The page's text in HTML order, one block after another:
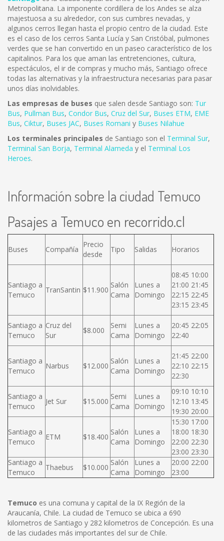
Metropolitana. La imponente cordillera de los Andes se alza
majestuosa a su alrededor, con sus cumbres nevadas, y
algunos cerros llegan hasta el propio centro de la ciudad. Este
es el caso de los cerros Santa Lucía y San Cristóbal, pulmones
verdes que se han convertido en un paseo característico de los
capitalinos. Para los que aman las entretenciones, cultura,
espectáculos, el ir de compras y mucho más, Santiago ofrece
todas las alternativas y la infraestructura necesarias para pasar
unos días inolvidables.
Las empresas de buses que salen desde Santiago son: Tur
Bus, Pullman Bus, Condor Bus, Cruz del Sur, Buses ETM, EME
Bus, Ciktur, Buses JAC, Buses Romani y Buses Nilahue
Los terminales principales de Santiago son el Terminal Sur,
Terminal San Borja, Terminal Alameda y el Terminal Los
Heroes.
Información sobre la ciudad Temuco
Pasajes a Temuco en recorrido.cl
Buses Compañía
Precio
desde
Tipo Salidas Horarios
Santiago a
Temuco
TranSantin $11.900
Salón
Cama
Lunes a
Domingo
08:45 10:00
21:00 21:45
22:15 22:45
23:15 23:45
Santiago a
Temuco
Cruz del
Sur
$8.000
Semi
Cama
Lunes a
Domingo
20:45 22:05
22:40
Santiago a
Temuco
Narbus $12.000
Salón
Cama
Lunes a
Domingo
21:45 22:00
22:10 22:15
22:30
Santiago a
Temuco
Jet Sur $15.000
Semi
Cama
Lunes a
Domingo
09:10 10:10
12:10 13:45
19:30 20:00
Santiago a
Temuco
ETM $18.400
Salón
Cama
Lunes a
Domingo
15:30 17:00
18:00 18:30
22:00 22:30
23:00 23:30
Santiago a
Temuco
Thaebus $10.000
Salón
Cama
Lunes a
Domingo
20:00 22:00
23:00
Temuco es una comuna y capital de la IX Región de la
Araucanía, Chile. La ciudad de Temuco se ubica a 690
kilometros de Santiago y 282 kilometros de Concepción. Es una
de las ciudades más importantes del sur de Chile.